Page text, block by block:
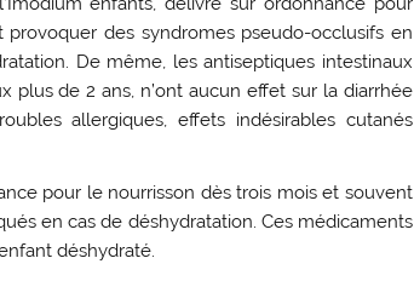
des syndromes pseudo-occlusifs en
De même, les antiseptiques intestinaux
plus de 2 ans, n’ont aucun effet sur la diarrhée
allergiques, effets indésirables cutanés
pour le nourrisson dès trois mois et souvent
en cas de déshydratation. Ces médicaments
déshydraté.